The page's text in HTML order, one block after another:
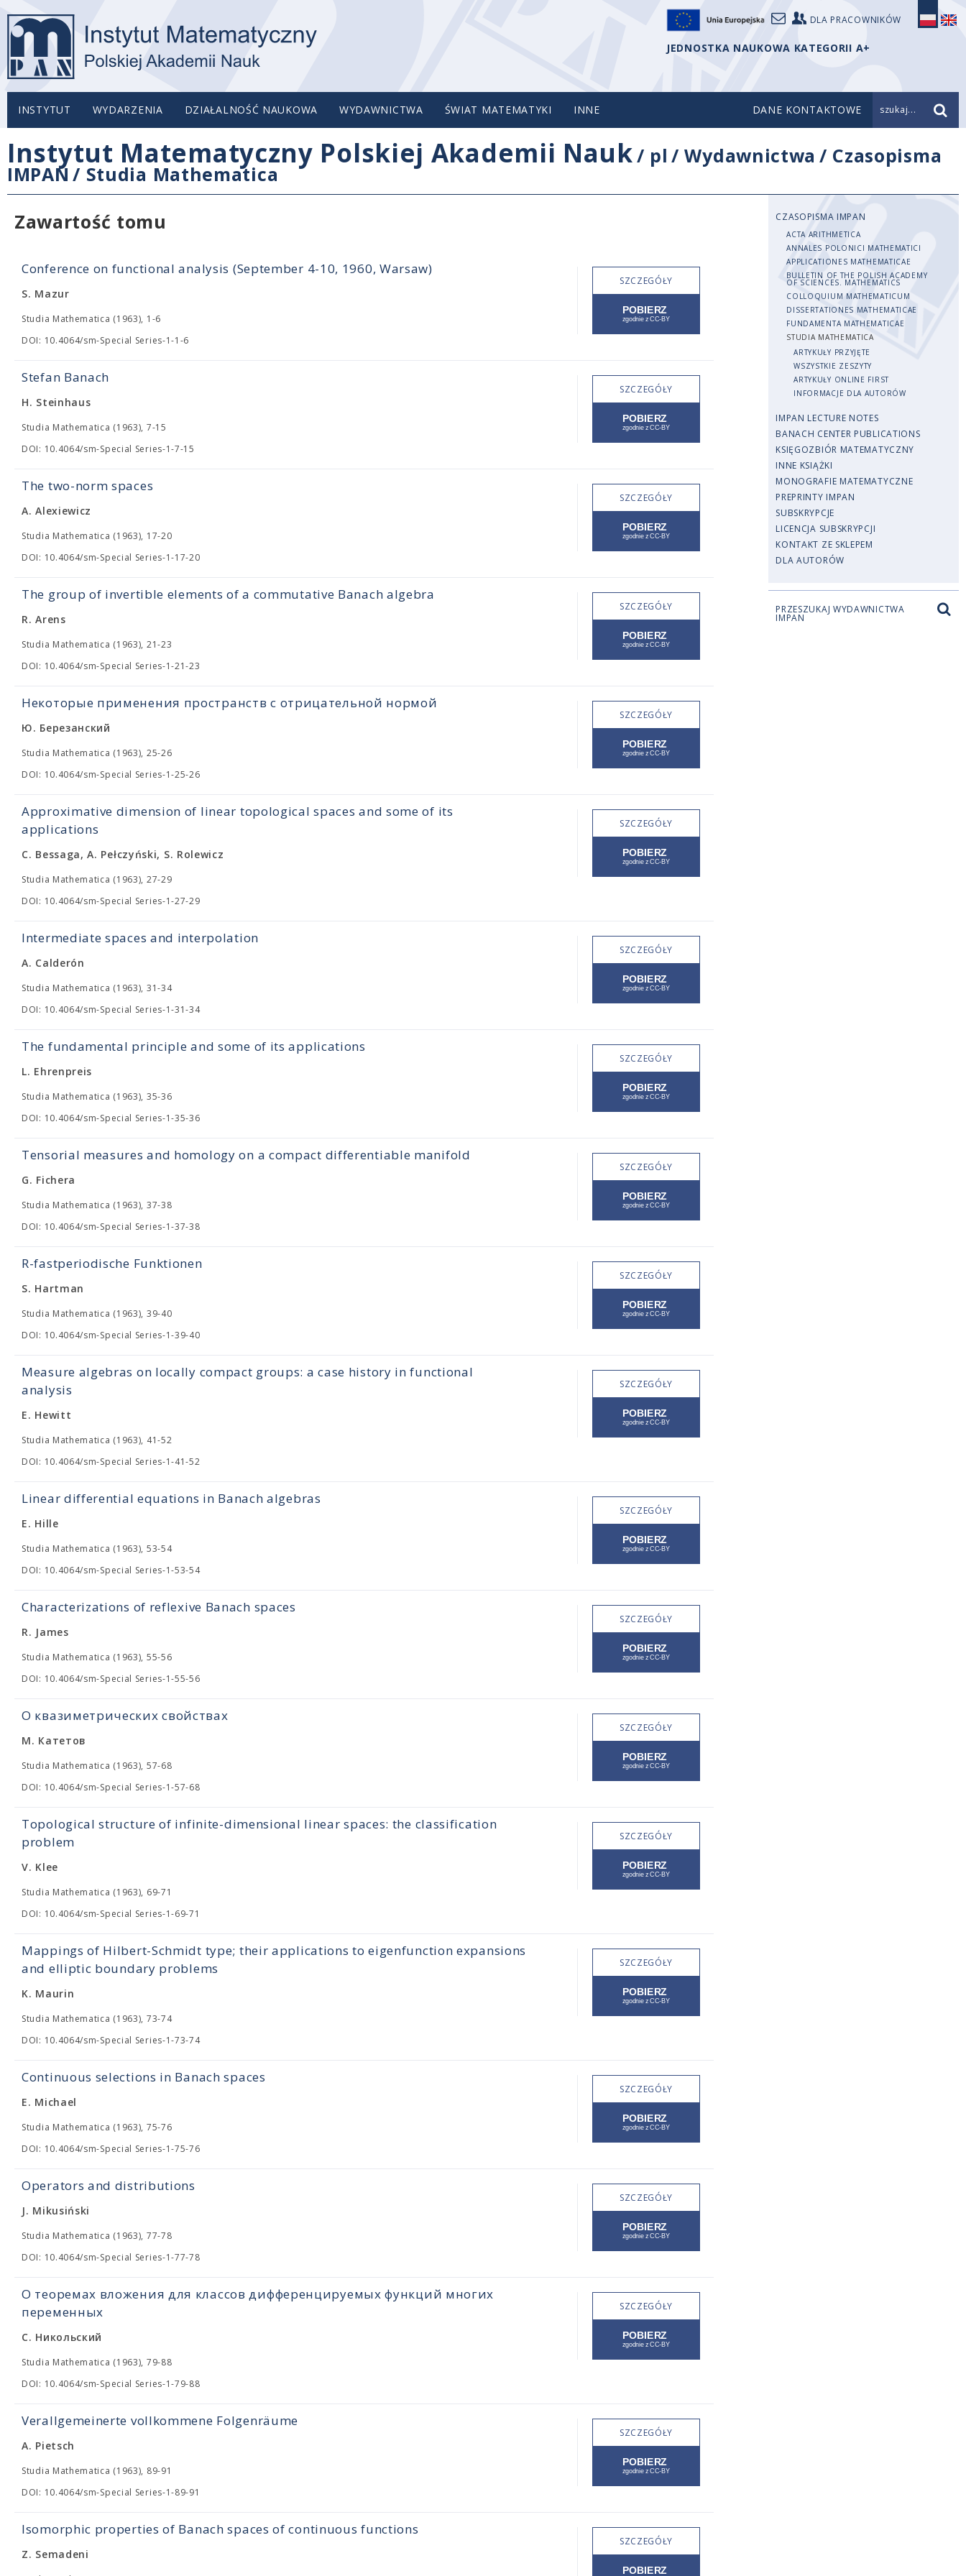
DLA PRACOWNIKÓW
JEDNOSTKA NAUKOWA KATEGORII A+
INSTYTUT WYDARZENIA DZIAŁALNOŚĆ NAUKOWA WYDAWNICTWA ŚWIAT MATEMATYKI INNE DANE KONTAKTOWE szukaj...
Instytut Matematyczny Polskiej Akademii Nauk/ pl /Wydawnictwa / Czasopisma
IMPAN / Studia Mathematica
Zawartość tomu
Conference on functional analysis (September 4-10, 1960, Warsaw)
S. Mazur
Studia Mathematica (1963), 1-6
DOI: 10.4064/sm-Special Series-1-1-6
SZCZEGÓŁY
Stefan Banach
H. Steinhaus
Studia Mathematica (1963), 7-15
DOI: 10.4064/sm-Special Series-1-7-15
SZCZEGÓŁY
The two-norm spaces
A. Alexiewicz
Studia Mathematica (1963), 17-20
DOI: 10.4064/sm-Special Series-1-17-20
SZCZEGÓŁY
The group of invertible elements of a commutative Banach algebra
R. Arens
Studia Mathematica (1963), 21-23
DOI: 10.4064/sm-Special Series-1-21-23
SZCZEGÓŁY
Некоторые применения пространств с отрицательной нормой
Ю. Березанский
Studia Mathematica (1963), 25-26
DOI: 10.4064/sm-Special Series-1-25-26
SZCZEGÓŁY
Approximative dimension of linear topological spaces and some of its
applications
C. Bessaga, A. Pełczyński, S. Rolewicz
Studia Mathematica (1963), 27-29
DOI: 10.4064/sm-Special Series-1-27-29
SZCZEGÓŁY
Intermediate spaces and interpolation
A. Calderón
Studia Mathematica (1963), 31-34
DOI: 10.4064/sm-Special Series-1-31-34
SZCZEGÓŁY
The fundamental principle and some of its applications
L. Ehrenpreis
Studia Mathematica (1963), 35-36
DOI: 10.4064/sm-Special Series-1-35-36
SZCZEGÓŁY
Tensorial measures and homology on a compact differentiable manifold
G. Fichera
Studia Mathematica (1963), 37-38
DOI: 10.4064/sm-Special Series-1-37-38
SZCZEGÓŁY
R-fastperiodische Funktionen
S. Hartman
Studia Mathematica (1963), 39-40
DOI: 10.4064/sm-Special Series-1-39-40
SZCZEGÓŁY
Measure algebras on locally compact groups: a case history in functional
analysis
E. Hewitt
Studia Mathematica (1963), 41-52
DOI: 10.4064/sm-Special Series-1-41-52
SZCZEGÓŁY
Linear differential equations in Banach algebras
E. Hille
Studia Mathematica (1963), 53-54
DOI: 10.4064/sm-Special Series-1-53-54
SZCZEGÓŁY
Characterizations of reflexive Banach spaces
R. James
Studia Mathematica (1963), 55-56
DOI: 10.4064/sm-Special Series-1-55-56
SZCZEGÓŁY
О квазиметрических свойствах
М. Катетов
Studia Mathematica (1963), 57-68
DOI: 10.4064/sm-Special Series-1-57-68
SZCZEGÓŁY
Topological structure of infinite-dimensional linear spaces: the classification
problem
V. Klee
Studia Mathematica (1963), 69-71
DOI: 10.4064/sm-Special Series-1-69-71
SZCZEGÓŁY
Mappings of Hilbert-Schmidt type; their applications to eigenfunction expansions
and elliptic boundary problems
K. Maurin
Studia Mathematica (1963), 73-74
DOI: 10.4064/sm-Special Series-1-73-74
SZCZEGÓŁY
Continuous selections in Banach spaces
E. Michael
Studia Mathematica (1963), 75-76
DOI: 10.4064/sm-Special Series-1-75-76
SZCZEGÓŁY
Operators and distributions
J. Mikusiński
Studia Mathematica (1963), 77-78
DOI: 10.4064/sm-Special Series-1-77-78
SZCZEGÓŁY
О теоремах вложения для классов дифференцируемых функций многих
переменных
С. Никольский
Studia Mathematica (1963), 79-88
DOI: 10.4064/sm-Special Series-1-79-88
SZCZEGÓŁY
Verallgemeinerte vollkommene Folgenräume
A. Pietsch
Studia Mathematica (1963), 89-91
DOI: 10.4064/sm-Special Series-1-89-91
SZCZEGÓŁY
Isomorphic properties of Banach spaces of continuous functions
Z. Semadeni
SZCZEGÓŁY
CZASOPISMA IMPAN
ACTA ARITHMETICA
ANNALES POLONICI MATHEMATICI
APPLICATIONES MATHEMATICAE
BULLETIN OF THE POLISH ACADEMY
OF SCIENCES. MATHEMATICS
COLLOQUIUM MATHEMATICUM
DISSERTATIONES MATHEMATICAE
FUNDAMENTA MATHEMATICAE
STUDIA MATHEMATICA
ARTYKUŁY PRZYJĘTE
WSZYSTKIE ZESZYTY
ARTYKUŁY ONLINE FIRST
INFORMACJE DLA AUTORÓW
IMPAN LECTURE NOTES
BANACH CENTER PUBLICATIONS
KSIĘGOZBIÓR MATEMATYCZNY
INNE KSIĄŻKI
MONOGRAFIE MATEMATYCZNE
PREPRINTY IMPAN
SUBSKRYPCJE
LICENCJA SUBSKRYPCJI
KONTAKT ZE SKLEPEM
DLA AUTORÓW
PRZESZUKAJ WYDAWNICTWA
IMPAN